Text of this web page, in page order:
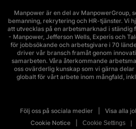
Manpower är en del av ManpowerGroup,
bemanning, rekrytering och HR-tjänster. Vi
att utvecklas på en arbetsmarknad i ständig
- Manpower, Jefferson Wells, Experis och
för jobbsökande och arbetsgivare i 70
driver vår bransch framåt genom
samarbeten. Våra återkommande
oss ovärderlig kunskap som vi gärna
globalt för vårt arbete inom mångfald,
Följ oss på sociala medier Visa alla
Cookie Notice
Cookie Settings